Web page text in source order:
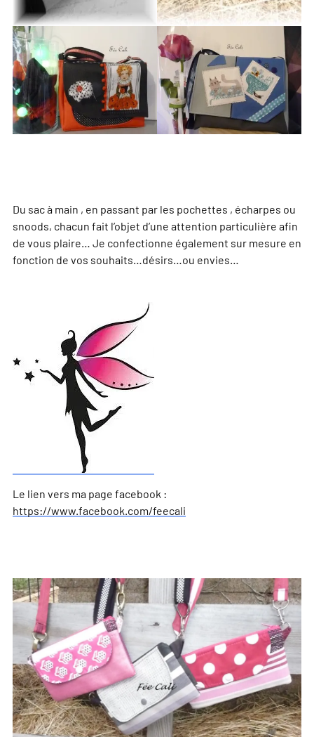
Du sac à main , en passant par les pochettes , écharpes ou
snoods, chacun fait l’objet d’une attention particulière afin
de vous plaire… Je confectionne également sur mesure en
fonction de vos souhaits…désirs…ou envies…
Le lien vers ma page facebook :
https://www.facebook.com/feecali